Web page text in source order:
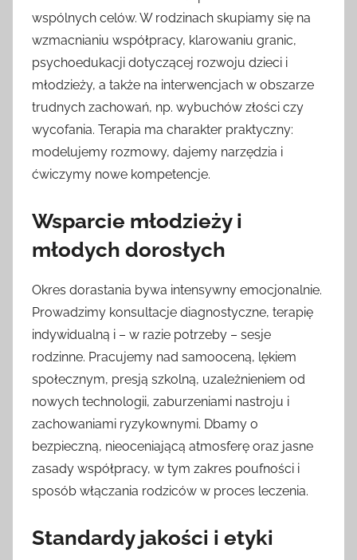
wspólnych celów. W rodzinach skupiamy się na
wzmacnianiu współpracy, klarowaniu granic,
psychoedukacji dotyczącej rozwoju dzieci i
młodzieży, a także na interwencjach w obszarze
trudnych zachowań, np. wybuchów złości czy
wycofania. Terapia ma charakter praktyczny:
modelujemy rozmowy, dajemy narzędzia i
ćwiczymy nowe kompetencje.
Wsparcie młodzieży i
młodych dorosłych
Okres dorastania bywa intensywny emocjonalnie.
Prowadzimy konsultacje diagnostyczne, terapię
indywidualną i – w razie potrzeby – sesje
rodzinne. Pracujemy nad samooceną, lękiem
społecznym, presją szkolną, uzależnieniem od
nowych technologii, zaburzeniami nastroju i
zachowaniami ryzykownymi. Dbamy o
bezpieczną, nieoceniającą atmosferę oraz jasne
zasady współpracy, w tym zakres poufności i
sposób włączania rodziców w proces leczenia.
Standardy jakości i etyki